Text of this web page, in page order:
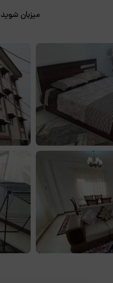
میزبان شوید